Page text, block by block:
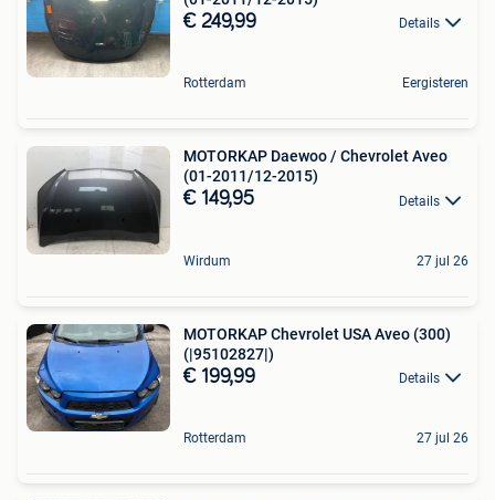
€ 249,99 Details
Rotterdam Eergisteren
MOTORKAP Daewoo / Chevrolet Aveo
(01-2011/12-2015)
€ 149,95 Details
Wirdum 27 jul 26
MOTORKAP Chevrolet USA Aveo (300)
(|95102827|)
€ 199,99 Details
Rotterdam 27 jul 26